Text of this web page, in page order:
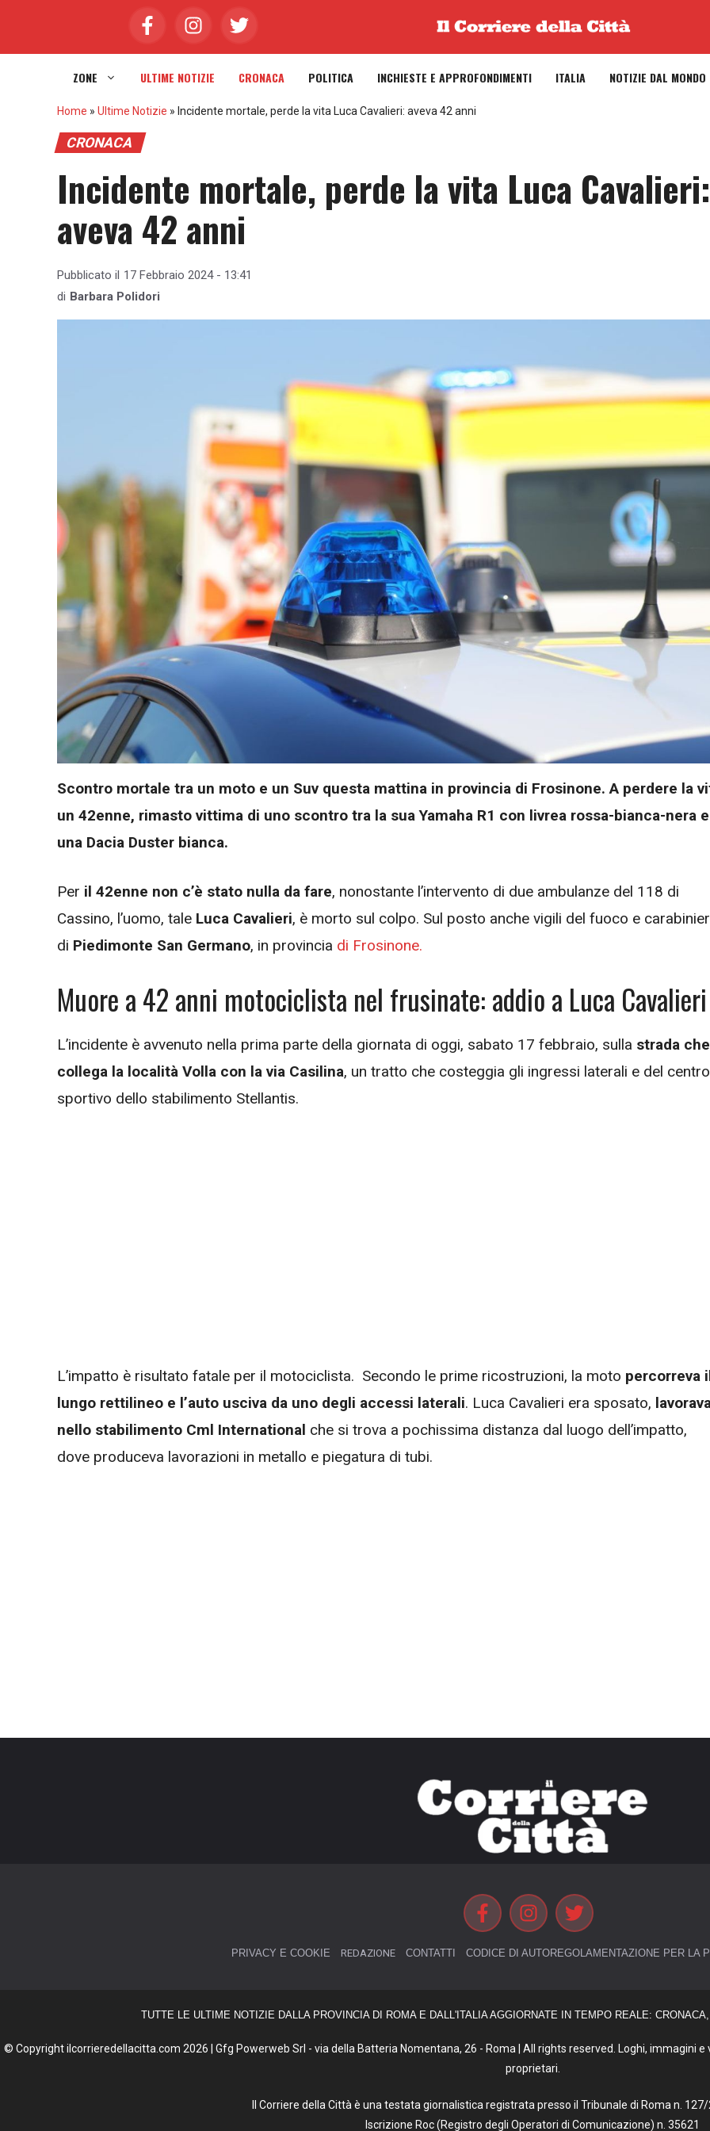
ZONE ULTIME NOTIZIE CRONACA POLITICA INCHIESTE E APPROFONDIMENTI ITALIA NOTIZIE DAL MONDO
Home » Ultime Notizie » Incidente mortale, perde la vita Luca Cavalieri: aveva 42 anni
CRONACA
Incidente mortale, perde la vita Luca Cavalieri:
aveva 42 anni
Pubblicato il 17 Febbraio 2024 - 13:41
di Barbara Polidori
Scontro mortale tra un moto e un Suv questa mattina in provincia di Frosinone. A perdere la
un 42enne, rimasto vittima di uno scontro tra la sua Yamaha R1 con livrea rossa-bianca-nera e
una Dacia Duster bianca.
Per il 42enne non c’è stato nulla da fare, nonostante l’intervento di due ambulanze del 118 di
Cassino, l’uomo, tale Luca Cavalieri, è morto sul colpo. Sul posto anche vigili del fuoco e
di Piedimonte San Germano, in provincia di Frosinone.
Muore a 42 anni motociclista nel frusinate: addio a Luca Cavalieri
L’incidente è avvenuto nella prima parte della giornata di oggi, sabato 17 febbraio, sulla strada che
collega la località Volla con la via Casilina, un tratto che costeggia gli ingressi laterali e del centro
sportivo dello stabilimento Stellantis.
L’impatto è risultato fatale per il motociclista. Secondo le prime ricostruzioni, la moto percorreva
lungo rettilineo e l’auto usciva da uno degli accessi laterali. Luca Cavalieri era sposato,
nello stabilimento Cml International che si trova a pochissima distanza dal luogo dell’impatto,
dove produceva lavorazioni in metallo e piegatura di tubi.
PRIVACY E COOKIE REDAZIONE CONTATTI CODICE DI AUTOREGOLAMENTAZIONE PER LA
TUTTE LE ULTIME NOTIZIE DALLA PROVINCIA DI ROMA E DALL'ITALIA AGGIORNATE IN TEMPO REALE:
© Copyright ilcorrieredellacitta.com 2026 | Gfg Powerweb Srl - via della Batteria Nomentana, 26 - Roma | All rights reserved. Loghi, immagini
proprietari.
Il Corriere della Città è una testata giornalistica registrata presso il Tribunale di Roma n.
Iscrizione Roc (Registro degli Operatori di Comunicazione) n. 35621